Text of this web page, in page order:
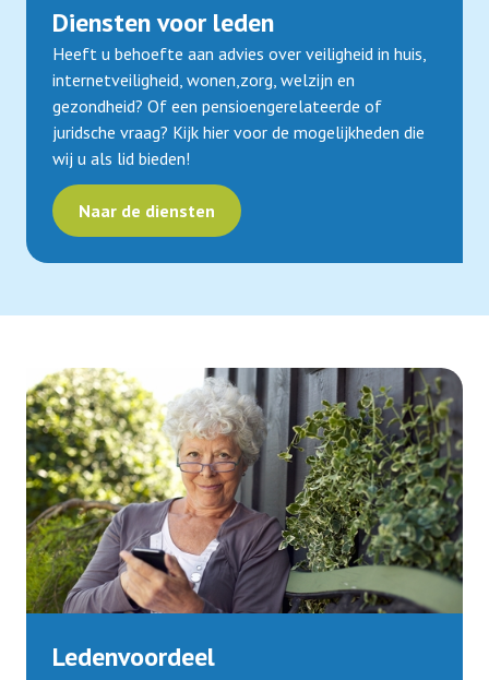
Diensten voor leden
Heeft u behoefte aan advies over veiligheid in huis,
internetveiligheid, wonen,zorg, welzijn en
gezondheid? Of een pensioengerelateerde of
juridsche vraag? Kijk hier voor de mogelijkheden die
wij u als lid bieden!
Naar de diensten
Ledenvoordeel